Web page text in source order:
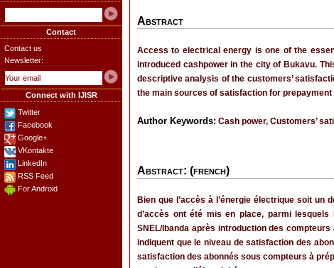
Contact
Contact us
Newsletter:
Connect with IJISR
Twitter
Facebook
Google+
VKontakte
LinkedIn
RSS Feed
For Android
Abstract
Access to electrical energy is one of the
introduced cashpower in the city of Bukavu.
descriptive analysis of the customers’
the main sources of satisfaction for
Author Keywords: Cash power, Customers’
Abstract: (french)
Bien que l’accès à l’énergie électrique soit
d’accès ont été mis en place, parmi lesquels
SNEL/Ibanda après introduction des
indiquent que le niveau de satisfaction des
satisfaction des abonnés sous compteurs à